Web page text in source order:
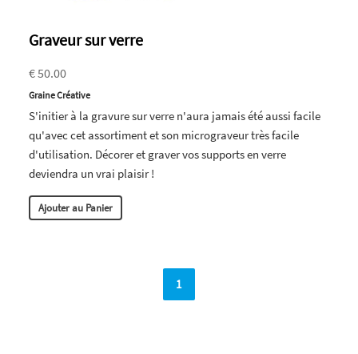
Graveur sur verre
€ 50.00
Graine Créative
S'initier à la gravure sur verre n'aura jamais été aussi facile
qu'avec cet assortiment et son micrograveur très facile
d'utilisation. Décorer et graver vos supports en verre
deviendra un vrai plaisir !
Ajouter au Panier
1